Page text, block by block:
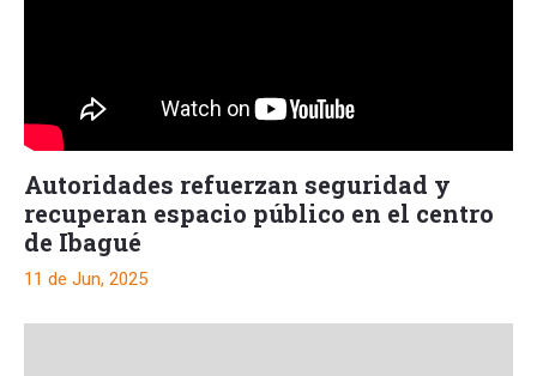
Autoridades refuerzan seguridad y
recuperan espacio público en el centro
de Ibagué
11 de Jun, 2025